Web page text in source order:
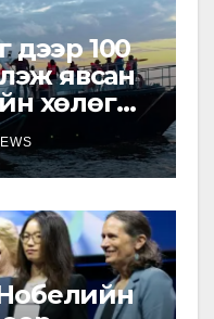
дээр 100
явсан
хөлөг